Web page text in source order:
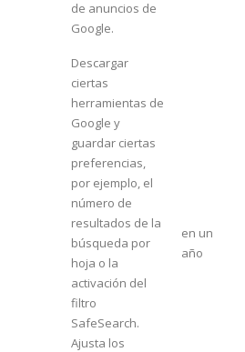
de anuncios de
Google.
Descargar
ciertas
herramientas de
Google y
guardar ciertas
preferencias,
por ejemplo, el
número de
resultados de la
búsqueda por
hoja o la
activación del
filtro
SafeSearch.
Ajusta los
en un
año